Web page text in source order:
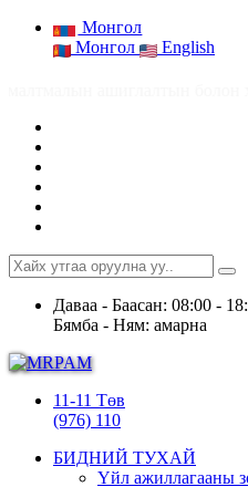
Монгол
Монгол
English
Даваа - Баасан: 08:00 -
Бямба - Ням: амарна
11-11 Төв
(976) 110
БИДНИЙ ТУХАЙ
Үйл ажиллагааны